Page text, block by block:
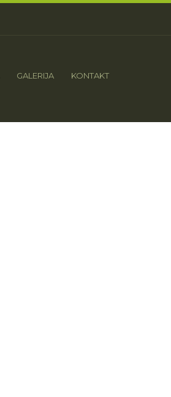
GALERIJA KONTAKT